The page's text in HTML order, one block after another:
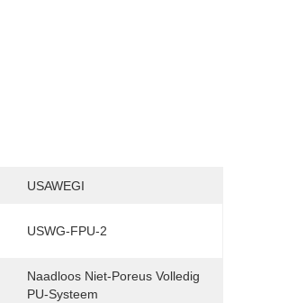
USAWEGI
USWG-FPU-2
Naadloos Niet-Poreus Volledig
PU-Systeem